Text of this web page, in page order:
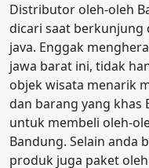
Distributor oleh-oleh
dicari saat berkunjung
java. Enggak
jawa barat ini, tidak
objek wisata menarik
dan barang yang khas
untuk membeli oleh-
Bandung. Selain anda
produk juga paket